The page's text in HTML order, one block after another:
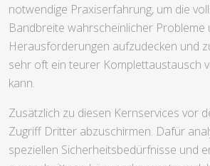
notwendige Praxiserfahrung, um die
Bandbreite wahrscheinlicher Probleme
Herausforderungen aufzudecken und
sehr oft ein teurer Komplettaustausch
kann.
Zusätzlich zu diesen Kernservices vor
Zugriff Dritter abzuschirmen. Dafür
speziellen Sicherheitsbedürfnisse und